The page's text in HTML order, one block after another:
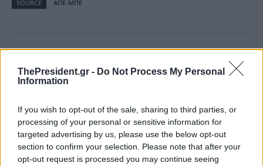
ThePresident.gr - Do Not Process My Personal
Information
If you wish to opt-out of the sale, sharing to third parties, or
processing of your personal or sensitive information for
targeted advertising by us, please use the below opt-out
section to confirm your selection. Please note that after your
opt-out request is processed you may continue seeing
SOURCE
ΑΠΕ-ΜΠΕ
Διαβάστε επίσης